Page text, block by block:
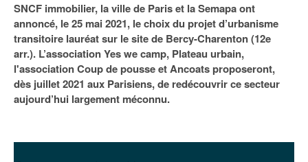
Institutions
Services urbains
Emploi
Attractivité
Innovation
Transport
75
77
78
Carnet
Nominations
Portraits
Les Assises du Grand Paris
Éditions précédentes
Le podcast
Ecouter les épisodes
SNCF immobilier, la ville de Paris et la Semapa ont
annoncé, le 25 mai 2021, le choix du projet d’urbanisme
transitoire lauréat sur le site de Bercy-Charenton (12e
arr.). L’association Yes we camp, Plateau urbain,
l'association Coup de pousse et Ancoats proposeront,
dès juillet 2021 aux Parisiens, de redécouvrir ce secteur
aujourd’hui largement méconnu.